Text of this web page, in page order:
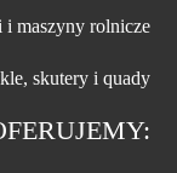
i maszyny rolnicze
skutery i quady